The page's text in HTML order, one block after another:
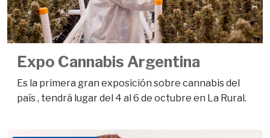
Expo Cannabis Argentina
Es la primera gran exposición sobre cannabis del
país , tendrá lugar del 4 al 6 de octubre en La Rural.